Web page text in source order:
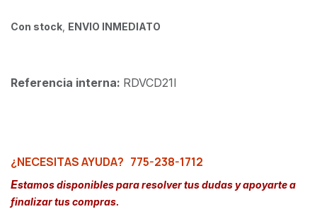
Con stock, ENVIO INMEDIATO
Referencia interna: RDVCD21I
¿NECESITAS AYUDA? 775-238-1712
Estamos disponibles para resolver tus dudas y apoyarte a
finalizar tus compras.